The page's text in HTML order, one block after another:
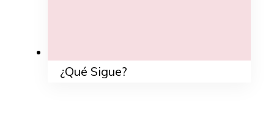
¿Qué Sigue?